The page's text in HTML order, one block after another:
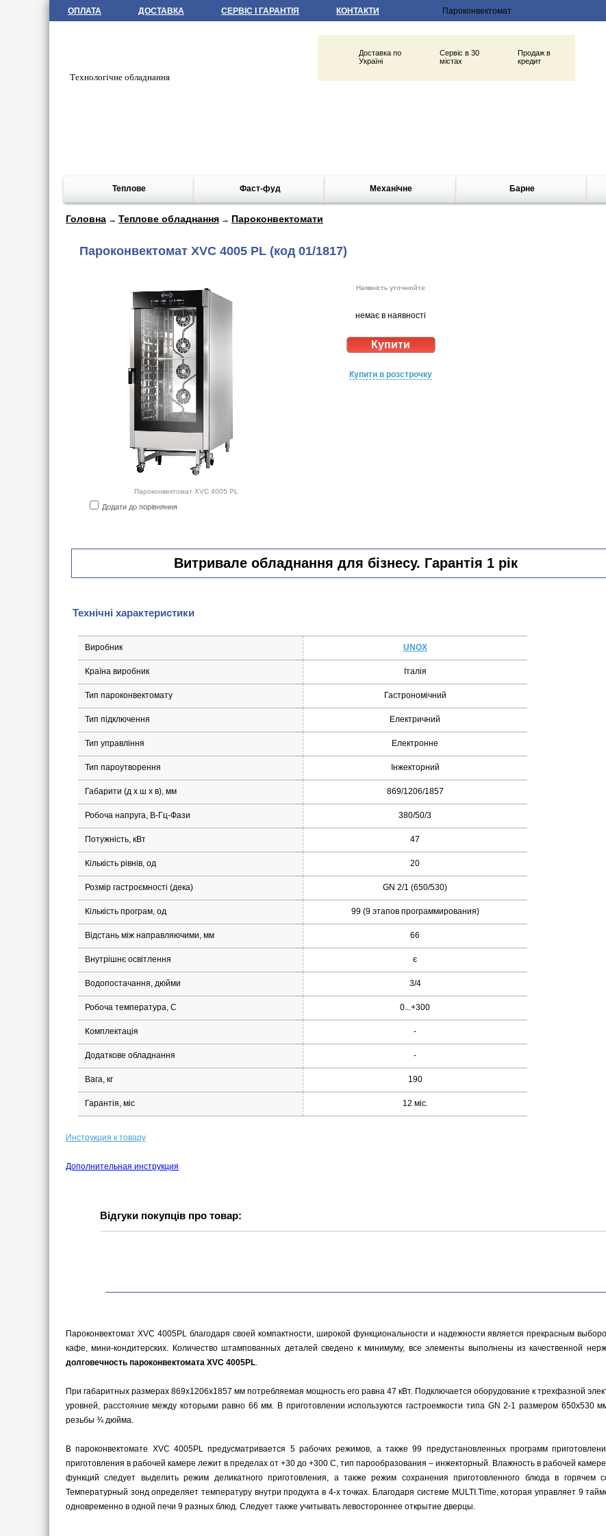
ОПЛАТА ДОСТАВКА СЕРВІС І ГАРАНТІЯ КОНТАКТИ
Технологічне обладнання
Доставка по
Україні
Сервіс в 30
містах
Продаж в
кредит
Теплове Фаст-фуд Механічне Барне
Головна → Теплове обладнання → Пароконвектомати
Пароконвектомат XVC 4005 PL (код 01/1817)
Пароконвектомат XVC 4005 PL
Додати до порівняння
Наявність уточнюйте
немає в наявності
Купити в розстрочку
Витривале обладнання для бізнесу. Гарантія 1 рік
Технічні характеристики
Виробник UNOX
Країна виробник Італія
Тип пароконвектомату Гастрономічний
Тип підключення Електричний
Тип управління Електронне
Тип пароутворення Інжекторний
Габарити (д х ш x в), мм 869/1206/1857
Робоча напруга, В-Гц-Фази 380/50/3
Потужність, кВт 47
Кількість рівнів, од 20
Розмір гастроємності (дека) GN 2/1 (650/530)
Кількість програм, од 99 (9 этапов программирования)
Відстань між направляючими, мм 66
Внутрішнє освітлення є
Водопостачання, дюйми 3/4
Робоча температура, С 0...+300
Комплектація -
Додаткове обладнання -
Вага, кг 190
Гарантія, міс 12 міс.
Инструкция к товару
Дополнительная инструкция
Відгуки покупців про товар:
Пароконвектомат XVC 4005PL благодаря своей компактности, широкой функциональности и надежности является прекрасным
кафе, мини-кондитерских. Количество штампованных деталей сведено к минимуму, все элементы выполнены из качественной
долговечность пароконвектомата XVC 4005PL.
При габаритных размерах 869х1206х1857 мм потребляемая мощность его равна 47 кВт. Подключается оборудование к трехфазной
уровней, расстояние между которыми равно 66 мм. В приготовлении используются гастроемкости типа GN 2-1 размером 650х530
резьбы ¾ дюйма.
В пароконвектомате XVC 4005PL предусматривается 5 рабочих режимов, а также 99 предустановленных программ
приготовления в рабочей камере лежит в пределах от +30 до +300 С, тип парообразования – инжекторный. Влажность в рабочей
функций следует выделить режим деликатного приготовления, а также режим сохранения приготовленного блюда в горячем
Температурный зонд определяет температуру внутри продукта в 4-х точках. Благодаря системе MULTI.Time, которая управляет 9
одновременно в одной печи 9 разных блюд. Следует также учитывать левостороннее открытие дверцы.